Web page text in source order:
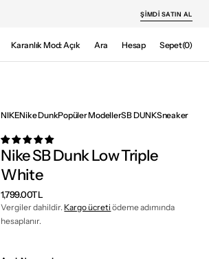
ŞIMDI SATIN AL
Karanlık Mod: Açık Ara Hesap Sepet
Sepet(0)
0
NIKENike DunkPopüler ModellerSB DUNKSneaker
Nike SB Dunk Low Triple
White
Normal
fiyat
1,799.00TL
Vergiler dahildir. Kargo ücreti ödeme adımında
hesaplanır.